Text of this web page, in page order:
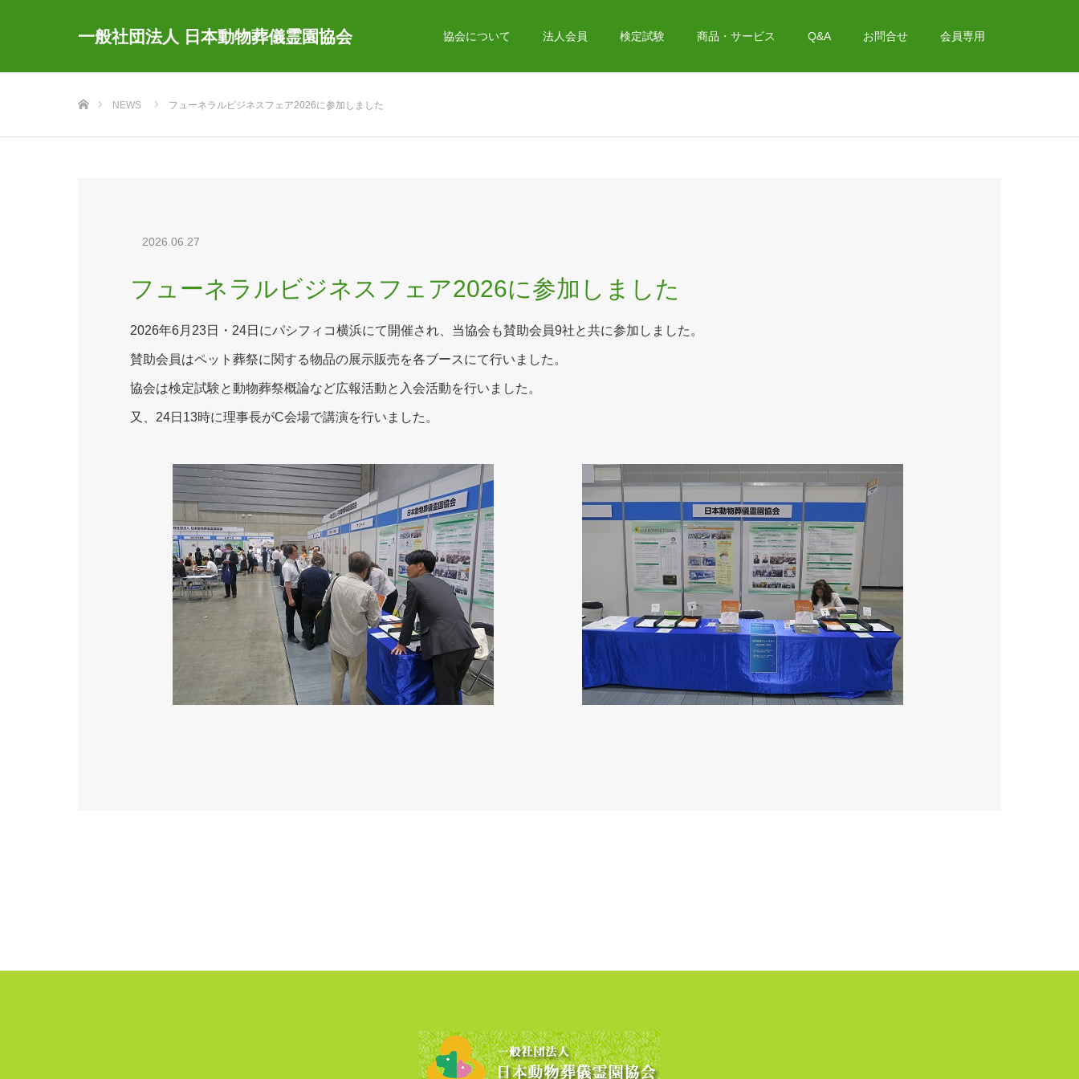
一般社団法人 日本動物葬儀霊園協会 協会について 法人会員 検定試験 商品・サービス Q&A お問合せ 会員専用
NEWS フューネラルビジネスフェア2026に参加しました
2026.06.27
フューネラルビジネスフェア2026に参加しました
2026年6月23日・24日にパシフィコ横浜にて開催され、当協会も賛助会員9社と共に参加しました。
賛助会員はペット葬祭に関する物品の展示販売を各ブースにて行いました。
協会は検定試験と動物葬祭概論など広報活動と入会活動を行いました。
又、24日13時に理事長がC会場で講演を行いました。